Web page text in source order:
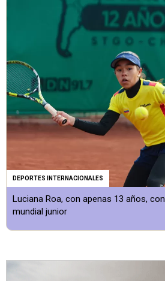
DEPORTES INTERNACIONALES
Luciana Roa, con apenas 13 años,
mundial junior